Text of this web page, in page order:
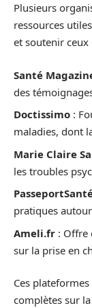
Plusieurs
ressources
et soutenir
Santé
des
Doctissimo :
maladies, dont
Marie Claire
les troubles
pratiques
Ameli.fr : Offre
sur la prise en
Ces
complètes sur